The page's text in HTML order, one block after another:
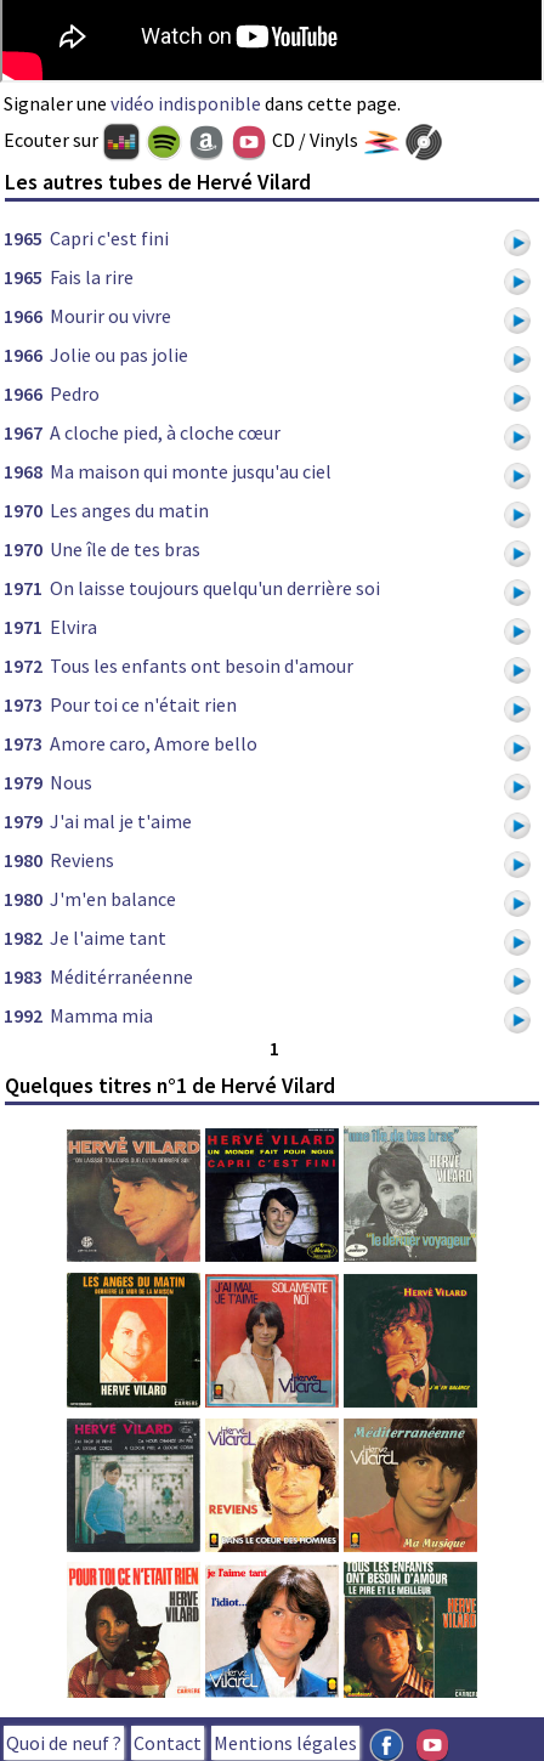
Signaler une vidéo indisponible dans cette page.
Ecouter sur
CD / Vinyls
Les autres tubes de Hervé Vilard
1965 Capri c'est fini
1965 Fais la rire
1966 Mourir ou vivre
1966 Jolie ou pas jolie
1966 Pedro
1967 A cloche pied, à cloche cœur
1968 Ma maison qui monte jusqu'au ciel
1970 Les anges du matin
1970 Une île de tes bras
1971 On laisse toujours quelqu'un derrière soi
1971 Elvira
1972 Tous les enfants ont besoin d'amour
1973 Pour toi ce n'était rien
1973 Amore caro, Amore bello
1979 Nous
1979 J'ai mal je t'aime
1980 Reviens
1980 J'm'en balance
1982 Je l'aime tant
1983 Méditérranéenne
1992 Mamma mia
1
Quelques titres n°1 de Hervé Vilard
Quoi de neuf ? Contact Mentions légales